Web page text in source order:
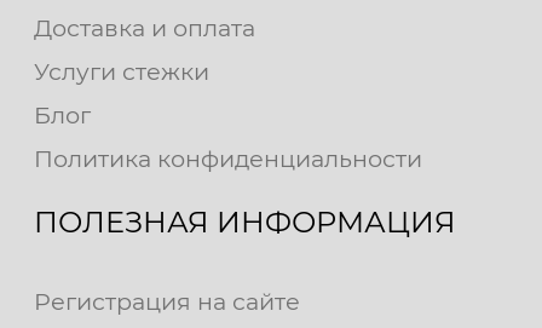
Доставка и оплата
Услуги стежки
Блог
Политика конфиденциальности
ПОЛЕЗНАЯ ИНФОРМАЦИЯ
Регистрация на сайте